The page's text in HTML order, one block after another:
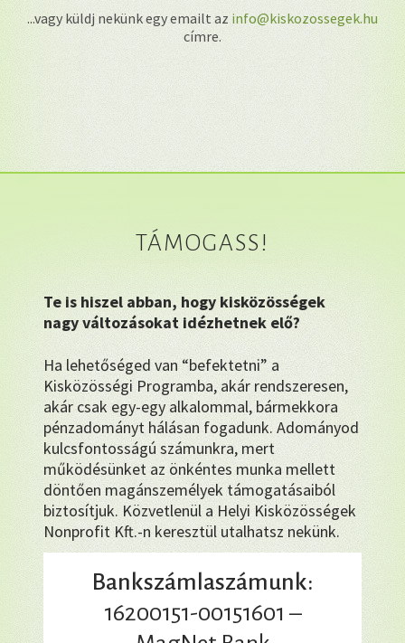
...vagy küldj nekünk egy emailt az info@kiskozossegek.hu
címre.
TÁMOGASS!
Te is hiszel abban, hogy kisközösségek
nagy változásokat idézhetnek elő?
Ha lehetőséged van “befektetni” a
Kisközösségi Programba, akár rendszeresen,
akár csak egy-egy alkalommal, bármekkora
pénzadományt hálásan fogadunk. Adományod
kulcsfontosságú számunkra, mert
működésünket az önkéntes munka mellett
döntően magánszemélyek támogatásaiból
biztosítjuk. Közvetlenül a Helyi Kisközösségek
Nonprofit Kft.-n keresztül utalhatsz nekünk.
Bankszámlaszámunk:
16200151-00151601 –